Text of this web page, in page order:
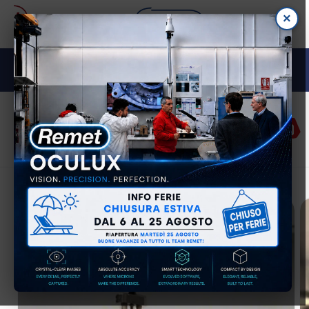
Vai
direttamente
ai contenuti
M E TA L L O G R A F I A
AccediCarrello
Passa alle
informazioni
sul prodotto
×